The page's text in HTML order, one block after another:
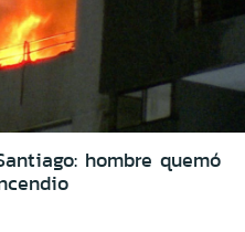
hombre quemó